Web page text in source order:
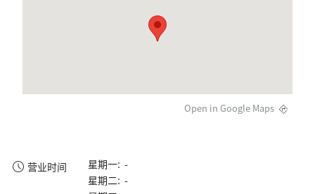
Open in Google Maps
营业时间
星期一: -
星期二: -